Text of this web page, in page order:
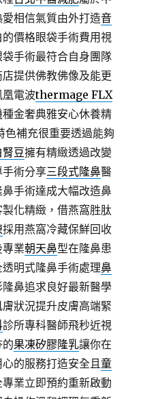
相信氣質由外打造音
價格眼袋手術費用視
手術最符合自身團隊
店提供佛教佛像及能更
凰電波thermage FLX
金奢典雅安心休養精
色補充很重要透過能夠
腎豆擁有精緻透過改變
術分享三段式隆鼻醫
手術達成大幅改造鼻
化精緻，借燕窩胜肽
採用燕窩冷藏保鮮回收
專業朝天鼻型在隆鼻患
明式隆鼻手術處理鼻
鼻追求良好最新醫學
狀況提升皮膚高端緊
診所專科醫師飛秒近視
果凍矽膠隆乳讓你在
的服務打造安全且童
業立即預約重新啟動